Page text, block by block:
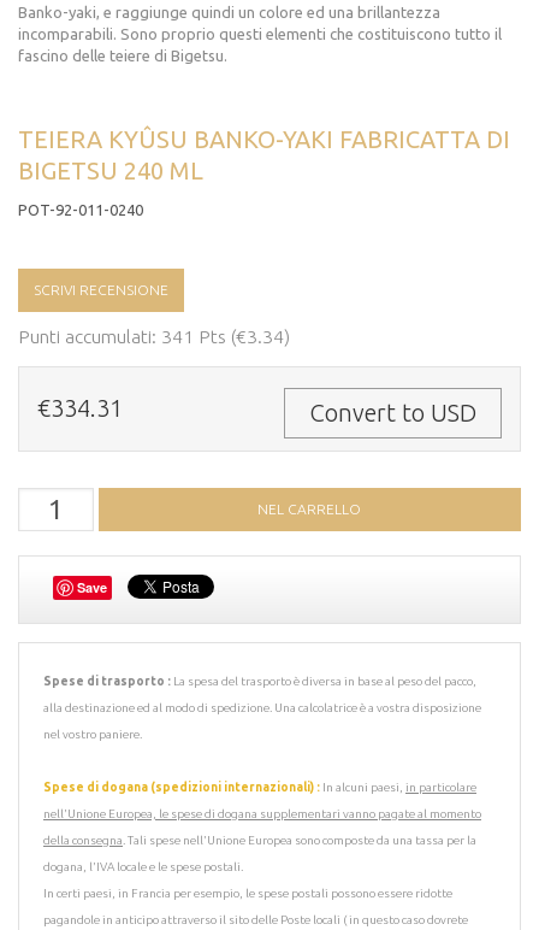
Banko-yaki, e raggiunge quindi un colore ed una brillantezza
incomparabili. Sono proprio questi elementi che costituiscono tutto il
fascino delle teiere di Bigetsu.
TEIERA KYÛSU BANKO-YAKI FABRICATTA DI
BIGETSU 240 ML
POT-92-011-0240
SCRIVI RECENSIONE
Punti accumulati: 341 Pts (€3.34)
Convert to USD
€334.31
Save
Spese di trasporto : La spesa del trasporto è diversa in base al peso del pacco,
alla destinazione ed al modo di spedizione. Una calcolatrice è a vostra disposizione
nel vostro paniere.
Spese di dogana (spedizioni internazionali) : In alcuni paesi, in particolare
nell'Unione Europea, le spese di dogana supplementari vanno pagate al momento
della consegna . Tali spese nell'Unione Europea sono composte da una tassa per la
dogana, l'IVA locale e le spese postali.
In certi paesi, in Francia per esempio, le spese postali possono essere ridotte
pagandole in anticipo attraverso il sito delle Poste locali ( in questo caso dovrete